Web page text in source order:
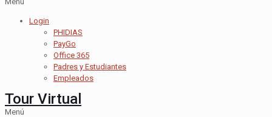
Login
PHIDIAS
PayGo
Office 365
Padres y Estudiantes
Empleados
Tour Virtual
Menú